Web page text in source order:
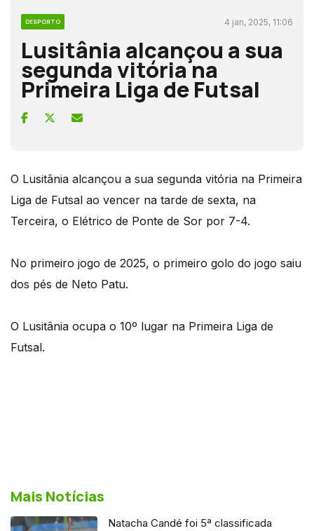
DESPORTO 4 jan, 2025, 11:06
Lusitânia alcançou a sua
segunda vitória na
Primeira Liga de Futsal
O Lusitânia alcançou a sua segunda vitória na Primeira
Liga de Futsal ao vencer na tarde de sexta, na
Terceira, o Elétrico de Ponte de Sor por 7-4.
No primeiro jogo de 2025, o primeiro golo do jogo saiu
dos pés de Neto Patu.
O Lusitânia ocupa o 10º lugar na Primeira Liga de
Futsal.
Mais Notícias
Natacha Candé foi 5ª classificada